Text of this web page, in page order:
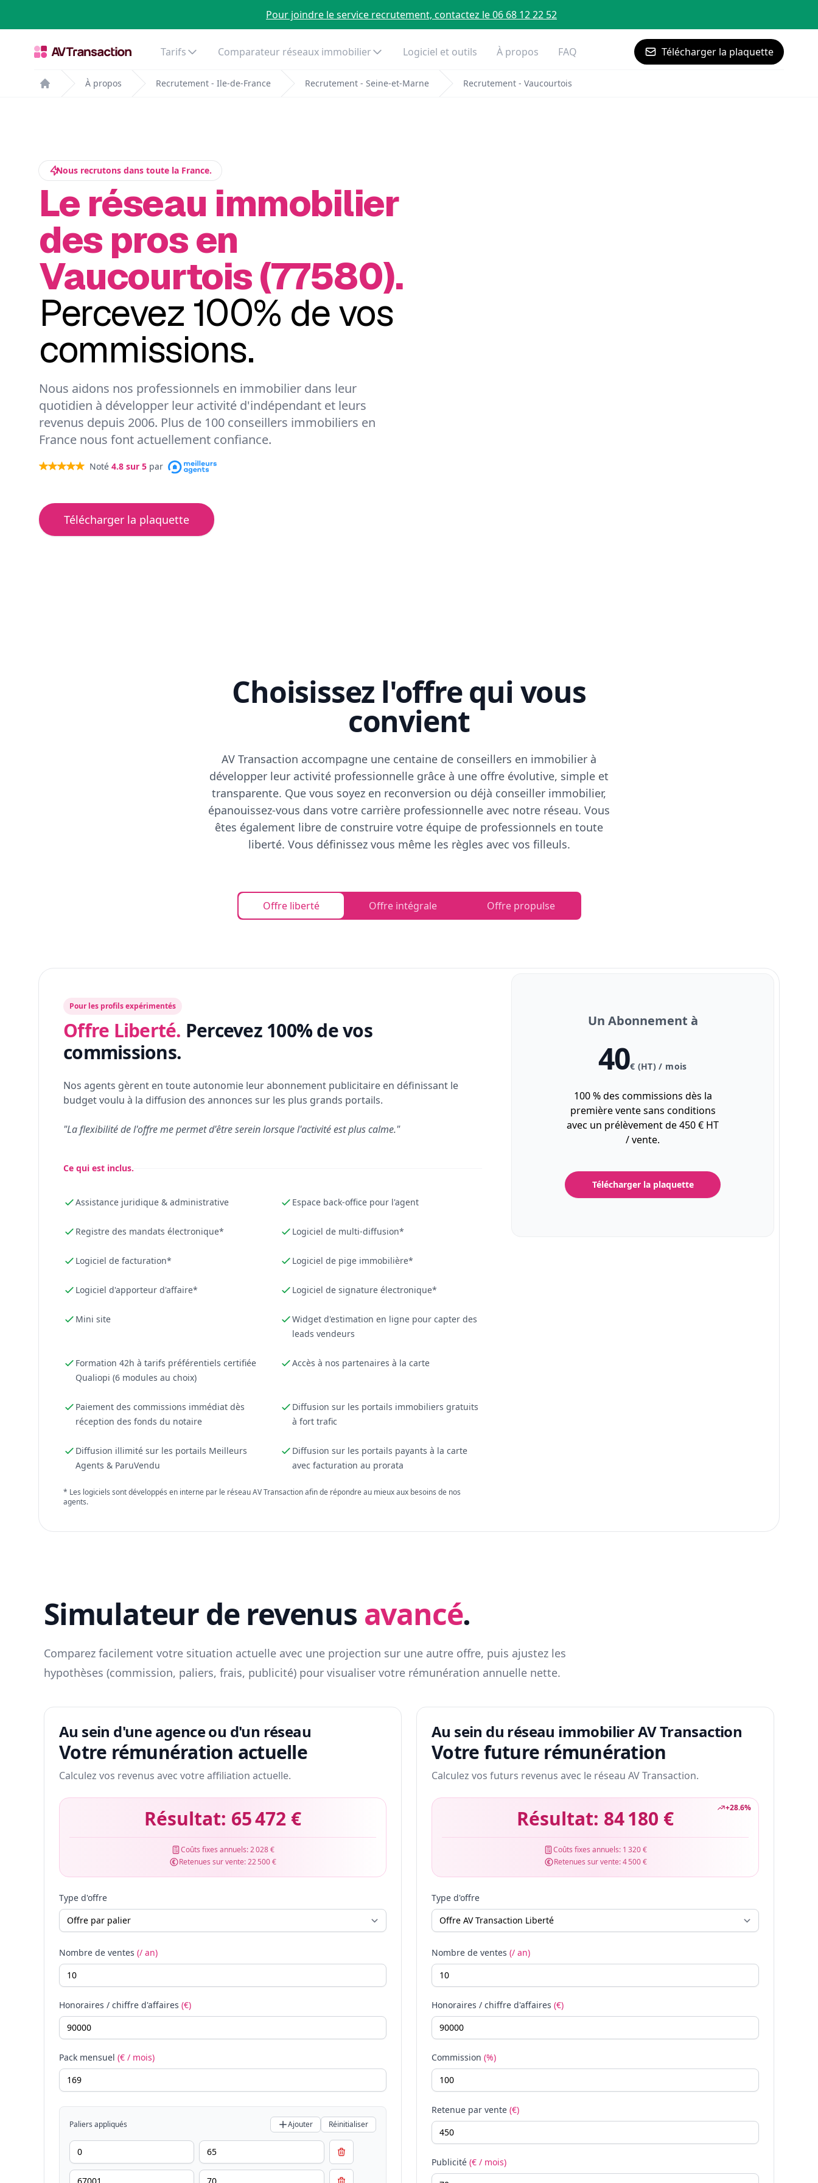
Pour joindre le service recrutement, contactez le 06 68 12 22 52
Tarifs Comparateur réseaux immobilier Logiciel et outils À propos FAQ Télécharger la plaquette
Home
À propos Recrutement - Ile-de-France Recrutement - Seine-et-Marne Recrutement - Vaucourtois
Nous recrutons dans toute la France.
Le réseau immobilier
des pros en
Vaucourtois (77580).
Percevez 100% de vos
commissions.
Nous aidons nos professionnels en immobilier dans leur
quotidien à développer leur activité d'indépendant et leurs
revenus depuis 2006. Plus de 100 conseillers immobiliers en
France nous font actuellement confiance.
Noté 4.8 sur 5 par
Télécharger la plaquette
Choisissez l'offre qui vous
convient
AV Transaction accompagne une centaine de conseillers en immobilier à
développer leur activité professionnelle grâce à une offre évolutive, simple et
transparente. Que vous soyez en reconversion ou déjà conseiller immobilier,
épanouissez-vous dans votre carrière professionnelle avec notre réseau. Vous
êtes également libre de construire votre équipe de professionnels en toute
liberté. Vous définissez vous même les règles avec vos filleuls.
Offre liberté Offre intégrale Offre propulse
Pour les profils expérimentés
Offre Liberté. Percevez 100% de vos
commissions.
Nos agents gèrent en toute autonomie leur abonnement publicitaire en définissant le
budget voulu à la diffusion des annonces sur les plus grands portails.
"La flexibilité de l'offre me permet d'être serein lorsque l'activité est plus calme."
Ce qui est inclus.
Assistance juridique & administrative Espace back-office pour l'agent
Registre des mandats électronique* Logiciel de multi-diffusion*
Logiciel de facturation* Logiciel de pige immobilière*
Logiciel d'apporteur d'affaire* Logiciel de signature électronique*
Mini site
Widget d'estimation en ligne pour capter des
leads vendeurs
Formation 42h à tarifs préférentiels certifiée
Qualiopi (6 modules au choix)
Accès à nos partenaires à la carte
Paiement des commissions immédiat dès
réception des fonds du notaire
Diffusion sur les portails immobiliers gratuits
à fort trafic
Diffusion illimité sur les portails Meilleurs
Agents & ParuVendu
Diffusion sur les portails payants à la carte
avec facturation au prorata
* Les logiciels sont développés en interne par le réseau AV Transaction afin de répondre au mieux aux besoins de nos
agents.
Un Abonnement à
40€ (HT) / mois
100 % des commissions dès la
première vente sans conditions
avec un prélèvement de 450 € HT
/ vente.
Télécharger la plaquette
Simulateur de revenus avancé.
Comparez facilement votre situation actuelle avec une projection sur une autre offre, puis ajustez les
hypothèses (commission, paliers, frais, publicité) pour visualiser votre rémunération annuelle nette.
Au sein d'une agence ou d'un réseau
Votre rémunération actuelle
Calculez vos revenus avec votre affiliation actuelle.
Résultat: 65 472 €
Coûts fixes annuels:2 028 €
Retenues sur vente:22 500 €
Type d'offre
Nombre de ventes (/ an)
Honoraires / chiffre d'affaires (€)
Pack mensuel (€ / mois)
Paliers appliqués Ajouter Réinitialiser
Au sein du réseau immobilier AV Transaction
Votre future rémunération
Calculez vos futurs revenus avec le réseau AV Transaction.
+28.6%
Résultat: 84 180 €
Coûts fixes annuels: 1 320 €
Retenues sur vente:4 500 €
Type d'offre
Nombre de ventes (/ an)
Honoraires / chiffre d'affaires (€)
Commission (%)
Retenue par vente (€)
Publicité (€ / mois)